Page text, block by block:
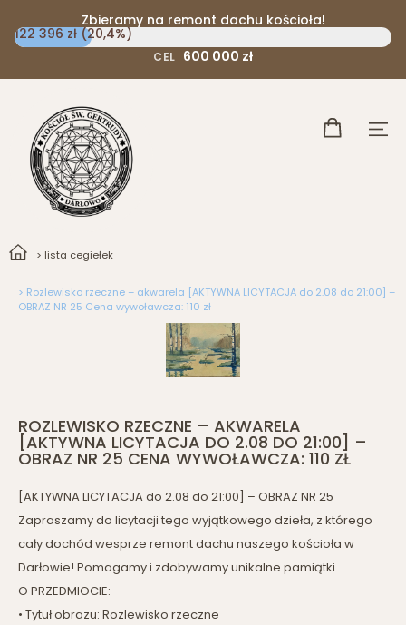
Zbieramy na remont dachu kościoła!
122 396 zł (20,4%)
CEL 600 000 zł
> lista cegiełek
> Rozlewisko rzeczne – akwarela [AKTYWNA LICYTACJA do 2.08 do 21:00] –
OBRAZ NR 25 Cena wywoławcza: 110 zł
ROZLEWISKO RZECZNE – AKWARELA
[AKTYWNA LICYTACJA DO 2.08 DO 21:00] –
OBRAZ NR 25 CENA WYWOŁAWCZA: 110 ZŁ
[AKTYWNA LICYTACJA do 2.08 do 21:00] – OBRAZ NR 25
Zapraszamy do licytacji tego wyjątkowego dzieła, z którego
cały dochód wesprze remont dachu naszego kościoła w
Darłowie! Pomagamy i zdobywamy unikalne pamiątki.
O PRZEDMIOCIE:
• Tytuł obrazu: Rozlewisko rzeczne